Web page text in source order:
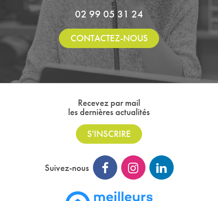
02 99 05 31 24
CONTACTEZ-NOUS
Recevez par mail
les dernières actualités
S'INSCRIRE
Suivez-nous